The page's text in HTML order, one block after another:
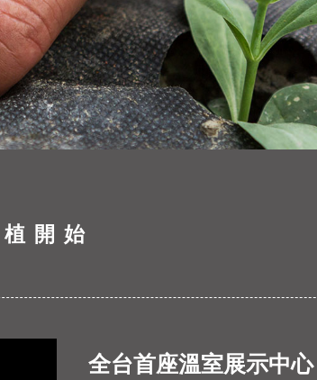
開始
全台首座溫室展示中心